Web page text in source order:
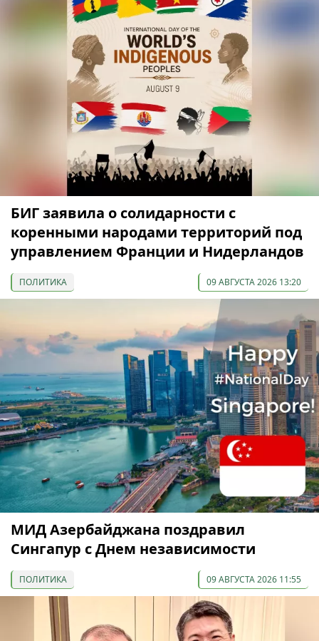
БИГ заявила о солидарности с
коренными народами территорий под
управлением Франции и Нидерландов
ПОЛИТИКА 09 АВГУСТА 2026 13:20
МИД Азербайджана поздравил
Сингапур с Днем независимости
ПОЛИТИКА 09 АВГУСТА 2026 11:55